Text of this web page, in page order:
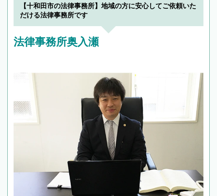
【十和田市の法律事務所】地域の方に安心してご依頼いた
だける法律事務所です
法律事務所奥入瀬